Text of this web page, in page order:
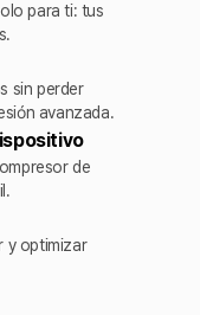
para ti: tus
sin perder
avanzada.
de
y optimizar